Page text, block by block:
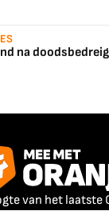
na
van het laatste